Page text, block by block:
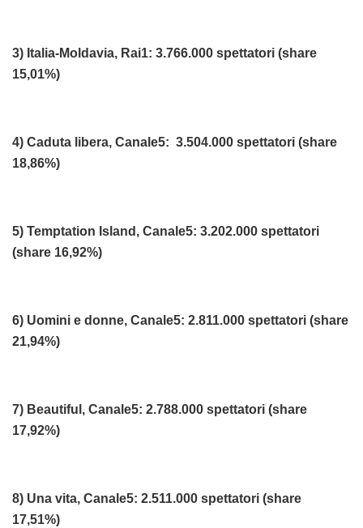
3) Italia-Moldavia, Rai1: 3.766.000 spettatori (share
15,01%)
4) Caduta libera, Canale5: 3.504.000 spettatori (share
18,86%)
5) Temptation Island, Canale5: 3.202.000 spettatori
(share 16,92%)
6) Uomini e donne, Canale5: 2.811.000 spettatori (share
21,94%)
7) Beautiful, Canale5: 2.788.000 spettatori (share
17,92%)
8) Una vita, Canale5: 2.511.000 spettatori (share
17,51%)